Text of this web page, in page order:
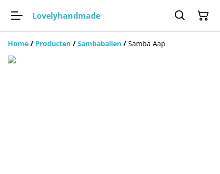
Lovelyhandmade
Home / Producten / Sambaballen / Samba Aap